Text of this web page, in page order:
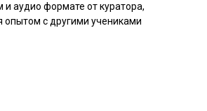
и аудио формате от куратора,
опытом с другими учениками